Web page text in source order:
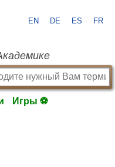
EN DE ES FR
Игры ⚽